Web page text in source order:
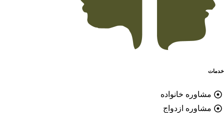
خانواده
ازدواج